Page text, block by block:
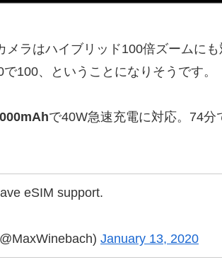
メラはハイブリッド100倍ズームに
100、ということになりそうです。
で40W急速充電に対応。74
eSIM support.
January 13, 2020